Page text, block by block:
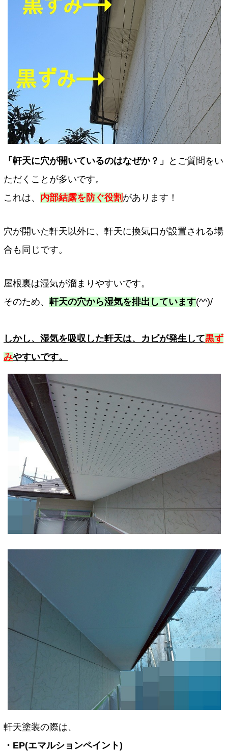
「軒天に穴が開いているのはなぜか？」
とご質問をい
ただくことが多いです。
これは、 内部結露を防ぐ役割 があります！
穴が開いた軒天以外に、軒天に換気口が設置される場
合も同じです。
屋根裏は湿気が溜まりやすいです。
そのため、 軒天の穴から湿気を排出しています(^^)/
しかし、湿気を吸収した軒天は、カビが発生して黒ず
みやすいです。
軒天塗装の際は、
・EP(エマルションペイント)